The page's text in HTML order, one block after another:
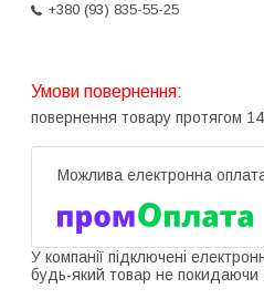
+380 (93) 835-55-25
повернення товару протягом
У компанії підключені
будь-який товар не покидаючи